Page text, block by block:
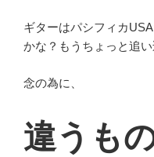
ギターはパシフィカ
かな？もうちょっと追い
念の為に、
違うも